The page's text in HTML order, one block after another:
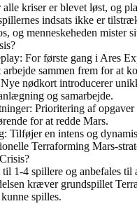
alle kriser er blevet løst, og
indsats ikke er
og menneskeheden mister
For første gang i Ares
arbejde sammen frem for at
nødkort introducerer
og samarbejde.
Prioritering af
for at redde Mars.
Tilføjer en intens og
Terraforming Mars-
1-4 spillere og anbefales til
kræver grundspillet
spilles.